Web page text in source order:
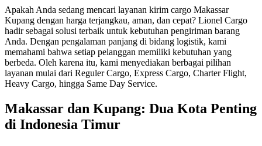
Apakah Anda sedang mencari layanan kirim cargo Makassar
Kupang dengan harga terjangkau, aman, dan cepat? Lionel Cargo
hadir sebagai solusi terbaik untuk kebutuhan pengiriman barang
Anda. Dengan pengalaman panjang di bidang logistik, kami
memahami bahwa setiap pelanggan memiliki kebutuhan yang
berbeda. Oleh karena itu, kami menyediakan berbagai pilihan
layanan mulai dari Reguler Cargo, Express Cargo, Charter Flight,
Heavy Cargo, hingga Same Day Service.
Makassar dan Kupang: Dua Kota Penting
di Indonesia Timur